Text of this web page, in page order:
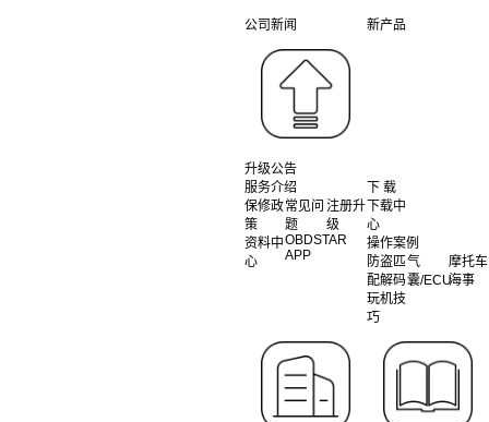
公司新闻 新产品
升级公告
服务介绍
保修政
策
常见问
题
注册升
级
资料中
心
OBDSTAR
APP
下 载
下载中
心
操作案例
防盗匹
配解码
气
囊/ECU
摩托车
海事
玩机技
巧